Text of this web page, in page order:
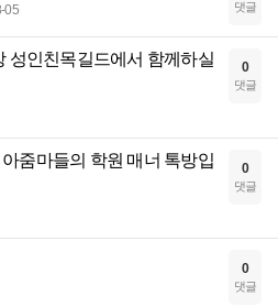
05 댓글
성인친목길드에서 함께하실
0
댓글
아줌마들의 학원 매너 톡방입
0
댓글
0
댓글